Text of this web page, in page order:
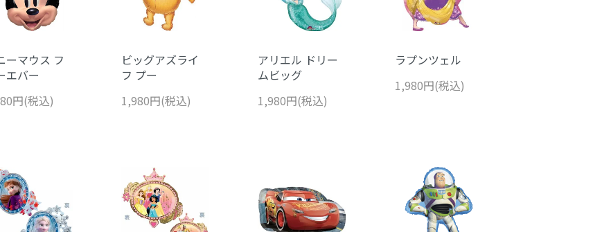
ーマウス フ
エバー
円(税込)
ビッグアズライ
フ プー
1,980円(税込)
アリエル ドリー
ムビッグ
1,980円(税込)
ラプンツェル
1,980円(税込)